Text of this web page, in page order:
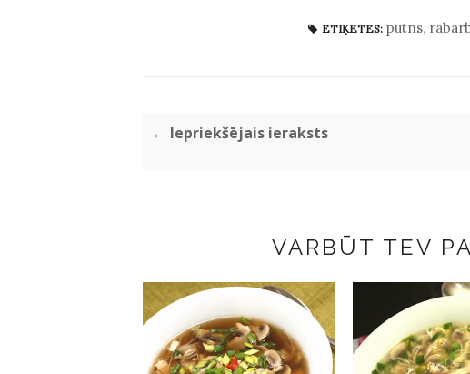
ETIĶETES: putns,
← Iepriekšējais ieraksts
VARBŪT TEV